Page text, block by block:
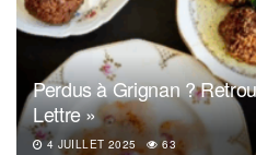
Perdus à Grignan ?
Lettre »
4 JUILLET 2025 63